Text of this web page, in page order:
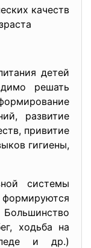
качеств
детей
решать
развитие
привитие
гигиены,
системы
ходьба на
и др.)